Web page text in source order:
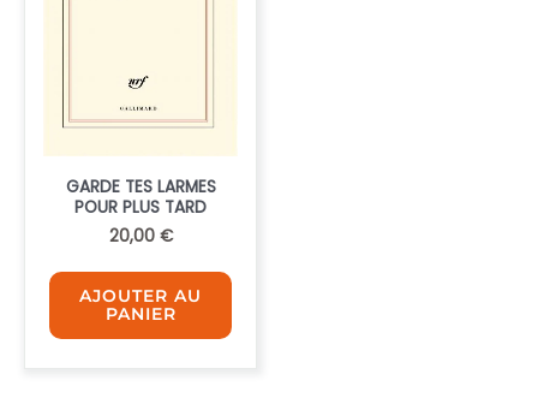
GARDE TES LARMES
POUR PLUS TARD
20,00 €
AJOUTER AU
PANIER